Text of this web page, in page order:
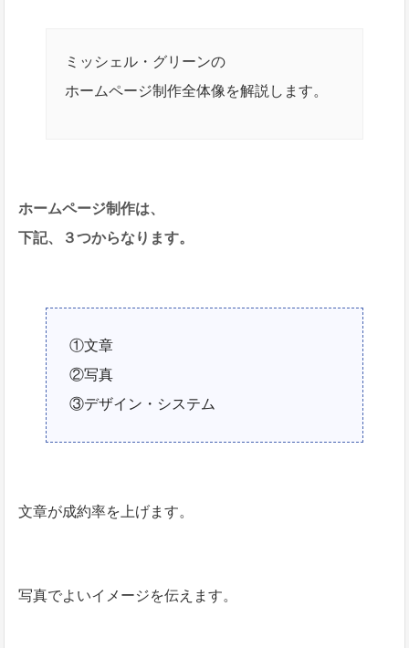
ミッシェル・グリーンの
ホームページ制作全体像を解説します。
ホームページ制作は、
下記、３つからなります。
①文章
②写真
③デザイン・システム
文章が成約率を上げます。
写真でよいイメージを伝えます。